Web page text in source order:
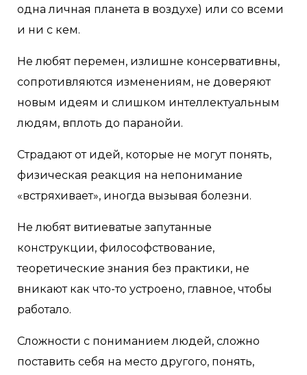
одна личная планета в воздухе) или со всеми
и ни с кем.
Не любят перемен, излишне консервативны,
сопротивляются изменениям, не доверяют
новым идеям и слишком интеллектуальным
людям, вплоть до паранойи.
Страдают от идей, которые не могут понять,
физическая реакция на непонимание
«встряхивает», иногда вызывая болезни.
Не любят витиеватые запутанные
конструкции, философствование,
теоретические знания без практики, не
вникают как что-то устроено, главное, чтобы
работало.
Сложности с пониманием людей, сложно
поставить себя на место другого, понять,